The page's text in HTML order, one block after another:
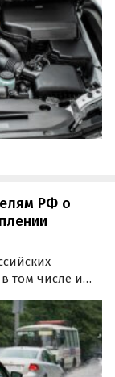
РФ о
том числе и
том, какие
и что